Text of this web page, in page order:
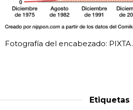
Fotografía del encabezado: PIXTA.
Etiquetas